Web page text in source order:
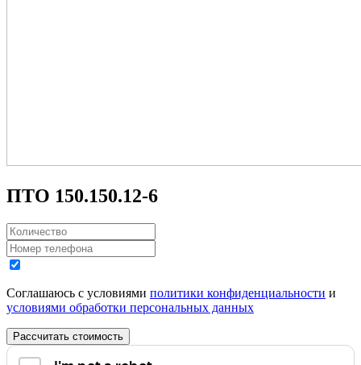
ПТО 150.150.12-6
Соглашаюсь с условиями политики конфиденциальности и
условиями обработки персональных данных
Рассчитать стоимость